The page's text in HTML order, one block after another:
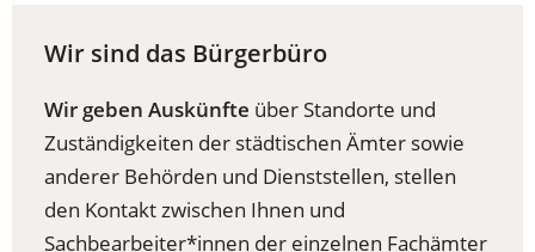
Wir sind das Bürgerbüro
Wir geben Auskünfte über Standorte und
Zuständigkeiten der städtischen Ämter sowie
anderer Behörden und Dienststellen, stellen
den Kontakt zwischen Ihnen und
Sachbearbeiter*innen der einzelnen Fachämter